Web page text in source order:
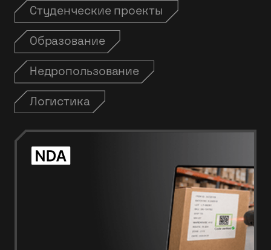
Студенческие проекты
Образование
Недропользование
Логистика